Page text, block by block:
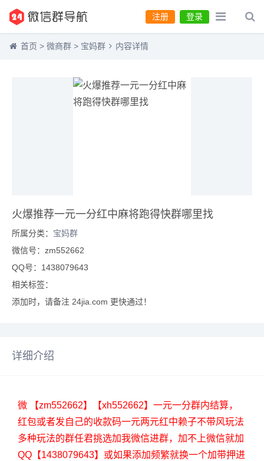
登录
注册
首页 > 微商群 > 宝妈群 内容详情
火爆推荐一元一分红中麻将跑得快群哪里找
所属分类： 宝妈群
微信号：zm552662
QQ号：1438079643
相关标签：
添加时，请备注 24jia.com 更快通过！
详细介绍
微 【zm552662】【xh552662】一元一分群内结算，
红包或者发自己的收款码一元两元红中赖子不带风玩法
多种玩法的群任君挑选加我微信进群，加不上微信就加
QQ【1438079643】或如果添加频繁就换一个加带押进